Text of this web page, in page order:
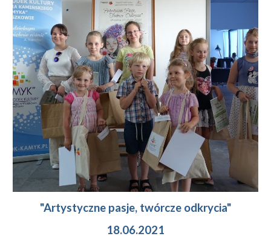
"Artystyczne pasje, twórcze odkrycia"
18.06.2021